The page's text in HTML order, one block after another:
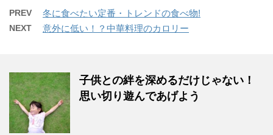
PREV 冬に食べたい定番・トレンドの食べ物!
NEXT 意外に低い！？中華料理のカロリー
子供との絆を深めるだけじゃない！
思い切り遊んであげよう